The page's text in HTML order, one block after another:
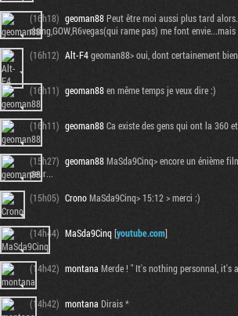
(16h18) geoman88Peut être moi aussi plus tard
rising,GOW,R6vegas(qui rame pas) me font
(16h12) Alt-F4geoman88> oui, dont certainement
(16h11) geoman88en même temps je veux dire :)
(16h11) geoman88Ca existe des gens qui ont la 360
(15h27) geoman88MaSda9Cinq> encore un énième
peur...
(15h05) CronoMaSda9Cinq> 15:12 > merci :)
(14h44) MaSda9Cinq [youtube.com]
(14h42) montana Merde ! " It's nothing personnal, it's
(14h42) montana Dirais *